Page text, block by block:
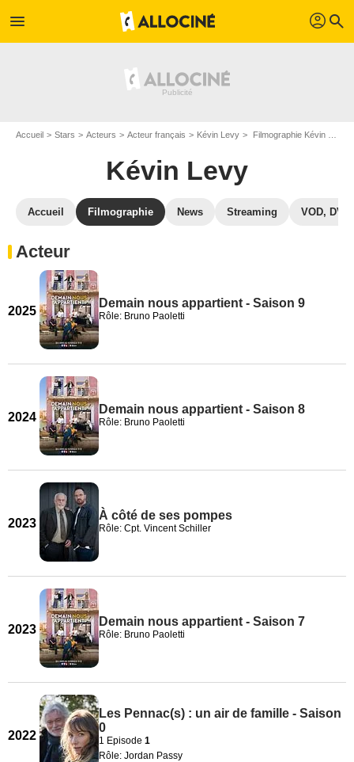
menu profil search
Accueil Stars Acteurs Acteur français Kévin Levy Filmographie Kévin Levy
Kévin Levy
Accueil Filmographie News Streaming VOD, DVD
Acteur
2025
Demain nous appartient - Saison 9
Rôle: Bruno Paoletti
2024
Demain nous appartient - Saison 8
Rôle: Bruno Paoletti
2023
À côté de ses pompes
Rôle: Cpt. Vincent Schiller
2023
Demain nous appartient - Saison 7
Rôle: Bruno Paoletti
2022
Les Pennac(s) : un air de famille - Saison
0
1 Episode 1
Rôle: Jordan Passy